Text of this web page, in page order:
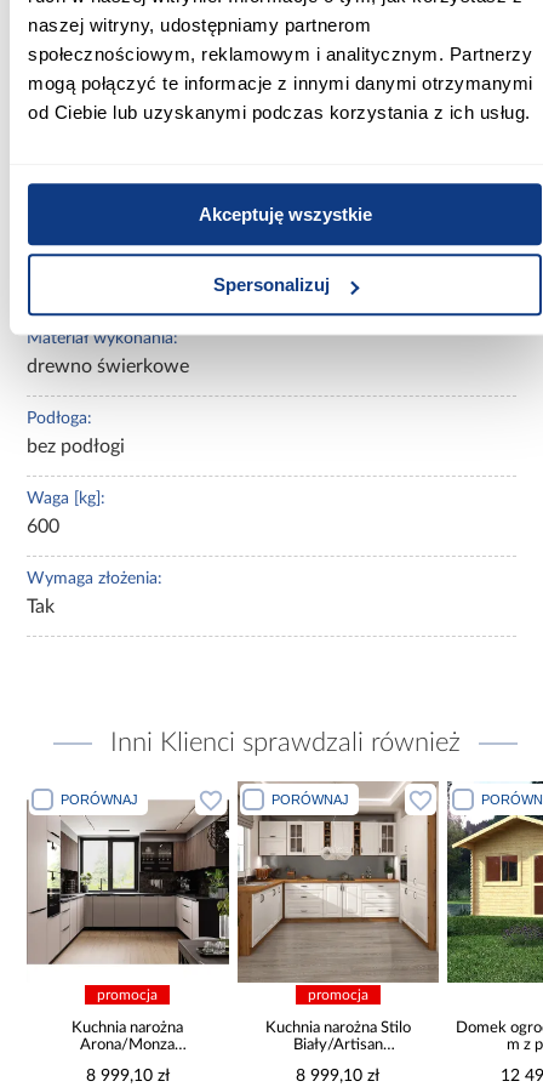
naszej witryny, udostępniamy partnerom
społecznościowym, reklamowym i analitycznym. Partnerzy
mogą połączyć te informacje z innymi danymi otrzymanymi
od Ciebie lub uzyskanymi podczas korzystania z ich usług.
Akceptuję wszystkie
Spersonalizuj
Szerokość [cm]:
162,4
Głębokość [cm]:
Rodzaj asortymentu:
Materiał wykonania:
drewno świerkowe
Podłoga:
bez podłogi
Waga [kg]:
600
Wymaga złożenia:
Tak
Inni Klienci sprawdzali również
PORÓWNAJ
promocja
Kuchnia narożna
Arona/Monza
8 999,10 zł
PORÓWNAJ
promocja
Kuchnia narożna Stilo
Biały/Artisan
8 999,10 zł
Domek
m z
12